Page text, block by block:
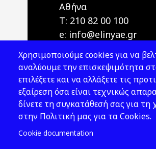
Αθήνα
T: 210 82 00 100
e: info@elinyae.gr
Χρησιμοποιούμε cookies για να
αναλύουμε την επισκεψιμότητα
επιλέξετε και να αλλάξετε τις
εξαίρεση όσα είναι τεχνικώς
δίνετε τη συγκατάθεσή σας για
στην Πολιτική μας για τα Cookies.
Cookie documentation
2026 © ΕΛ.ΙΝ.Υ.Α.Ε.